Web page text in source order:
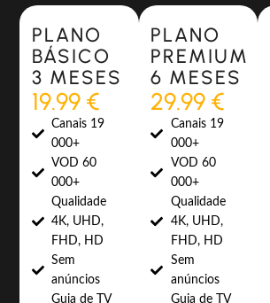
Most Popular
PLANO
BÁSICO
3 MESES
19.99 €
Canais 19
000+
VOD 60
000+
Qualidade
4K, UHD,
FHD, HD
Sem
anúncios
Guia de TV
Most Popular
PLANO
PREMIUM
6 MESES
29.99 €
Canais 19
000+
VOD 60
000+
Qualidade
4K, UHD,
FHD, HD
Sem
anúncios
Guia de TV